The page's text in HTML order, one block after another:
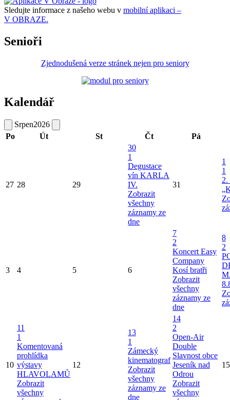
Sledujte informace z našeho webu v mobilní aplikaci –
V OBRAZE.
Senioři
Zjednodušená verze stránek nejen pro seniory
Kalendář
Srpen2026
Po
Út St Čt Pá
27 28 29
30
1
Degustace
vín KARLA
IV.
Zobrazit
všechny
záznamy ze
dne
31
1
1
2.
3 4 5 6
7
2
Koncert Easy
Company
Kosí bratři
Zobrazit
všechny
záznamy ze
dne
8
2
10
11
1
Komentovaná
prohlídka
výstavy
HLAVOLAMŮ
Zobrazit
všechny
12
13
1
Zámecký
kinematograf
Zobrazit
všechny
záznamy ze
dne
14
2
Open-Air
Double
Slavnost obce
Jeseník nad
Odrou
Zobrazit
všechny
15